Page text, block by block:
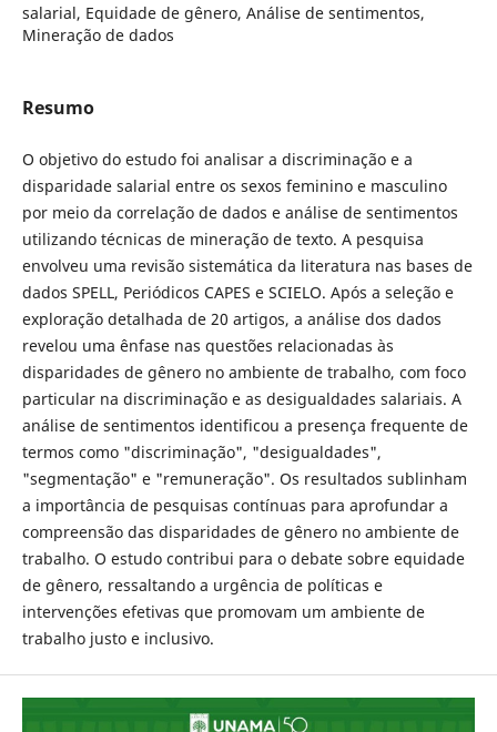
salarial, Equidade de gênero, Análise de sentimentos,
Mineração de dados
Resumo
O objetivo do estudo foi analisar a discriminação e a
disparidade salarial entre os sexos feminino e masculino
por meio da correlação de dados e análise de sentimentos
utilizando técnicas de mineração de texto. A pesquisa
envolveu uma revisão sistemática da literatura nas bases de
dados SPELL, Periódicos CAPES e SCIELO. Após a seleção e
exploração detalhada de 20 artigos, a análise dos dados
revelou uma ênfase nas questões relacionadas às
disparidades de gênero no ambiente de trabalho, com foco
particular na discriminação e as desigualdades salariais. A
análise de sentimentos identificou a presença frequente de
termos como "discriminação", "desigualdades",
"segmentação" e "remuneração". Os resultados sublinham
a importância de pesquisas contínuas para aprofundar a
compreensão das disparidades de gênero no ambiente de
trabalho. O estudo contribui para o debate sobre equidade
de gênero, ressaltando a urgência de políticas e
intervenções efetivas que promovam um ambiente de
trabalho justo e inclusivo.